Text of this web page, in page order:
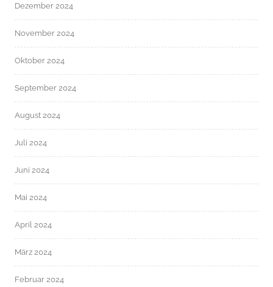
Dezember 2024
November 2024
Oktober 2024
September 2024
August 2024
Juli 2024
Juni 2024
Mai 2024
April 2024
März 2024
Februar 2024